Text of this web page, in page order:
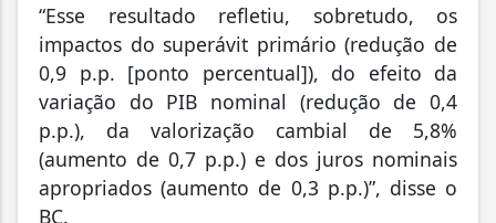
“Esse resultado refletiu, sobretudo, os
impactos do superávit primário (redução de
0,9 p.p. [ponto percentual]), do efeito da
variação do PIB nominal (redução de 0,4
p.p.), da valorização cambial de 5,8%
(aumento de 0,7 p.p.) e dos juros nominais
apropriados (aumento de 0,3 p.p.)”, disse o
BC.